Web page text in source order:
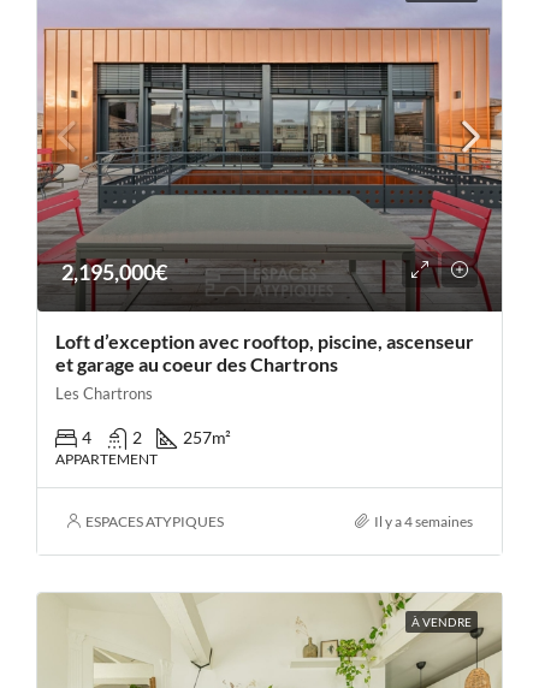
2,195,000€
Loft d’exception avec rooftop, piscine, ascenseur
et garage au coeur des Chartrons
Les Chartrons
4 2 257m²
APPARTEMENT
ESPACES ATYPIQUES Il y a 4 semaines
À VENDRE